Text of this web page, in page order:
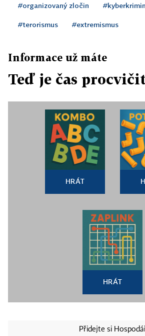
#organizovaný zločin
#terorismus #extremismus
Informace už máte
Teď je čas
HRÁT
HRÁT
Přidejte si